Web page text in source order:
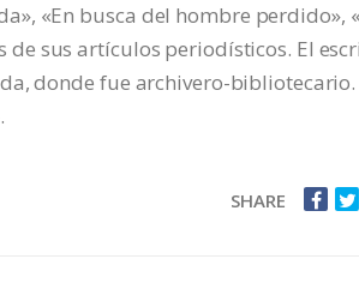
«En busca del hombre perdido»,
de sus artículos periodísticos. El
donde fue archivero-bibliotecario.
SHARE